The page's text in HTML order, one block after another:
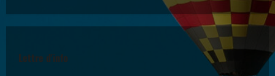
Lettre d'info